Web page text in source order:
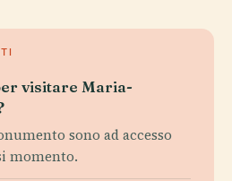
visitare Maria-
sono ad accesso
momento.